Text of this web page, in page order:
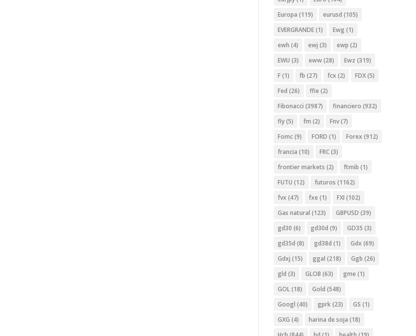
Europa (119) eurusd (105)
EVERGRANDE(1) Ewg (1)
ewh (4) ewj (3) ewp (2)
EWU (3) eww(28) Ewz (319)
F(1) fb (27) fcx (2) FDX(5)
Fed (26) ffie (2)
Fibonacci (3987) financiero (932)
fly(5) fm (2) Fnv(7)
Fomc(9) FORD (1) Forex (912)
francia (10) FRC(3)
frontier markets (2) ftmib (1)
FUTU (12) futuros (1162)
fvx (47) fxe (1) FXI (102)
Gas natural (123) GBPUSD (39)
gd30 (6) gd30d (9) GD35 (3)
gd35d (8) gd38d (1) Gdx (69)
Gdxj (15) ggal (218) Ggb (26)
gld (3) GLOB (63) gme (1)
GOL(18) Gold (548)
Googl (40) gprk(23) GS (1)
GXG (4) harina de soja (18)